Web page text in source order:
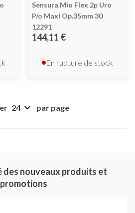
Sensura Mio Flex 2p Uro
P/o Maxi Op.35mm 30
12291
144,11 €
En rupture de stock
par page
des nouveaux produits et
promotions